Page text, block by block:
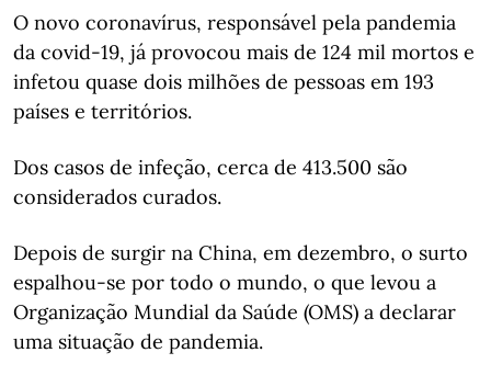
O novo coronavírus, responsável pela pandemia
da covid-19, já provocou mais de 124 mil mortos e
infetou quase dois milhões de pessoas em 193
países e territórios.
Dos casos de infeção, cerca de 413.500 são
considerados curados.
Depois de surgir na China, em dezembro, o surto
espalhou-se por todo o mundo, o que levou a
Organização Mundial da Saúde (OMS) a declarar
uma situação de pandemia.